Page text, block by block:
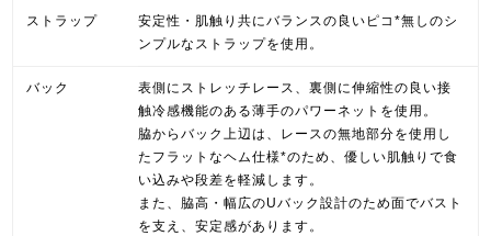
ストラップ
安定性・肌触り共にバランスの良いピコ*無しのシ
ンプルなストラップを使用。
バック
表側にストレッチレース、裏側に伸縮性の良い接
触冷感機能のある薄手のパワーネットを使用。
脇からバック上辺は、レースの無地部分を使用し
たフラットなヘム仕様*のため、優しい肌触りで食
い込みや段差を軽減します。
また、脇高・幅広のUバック設計のため面でバスト
を支え、安定感があります。